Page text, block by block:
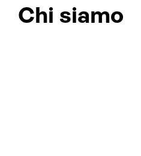
Chi siamo